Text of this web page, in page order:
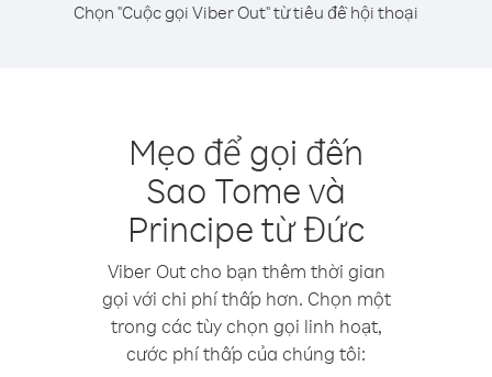
Chọn "Cuộc gọi Viber Out" từ tiêu đề hội thoại
Mẹo để gọi đến
Sao Tome và
Principe từ Đức
Viber Out cho bạn thêm thời gian
gọi với chi phí thấp hơn. Chọn một
trong các tùy chọn gọi linh hoạt,
cước phí thấp của chúng tôi: